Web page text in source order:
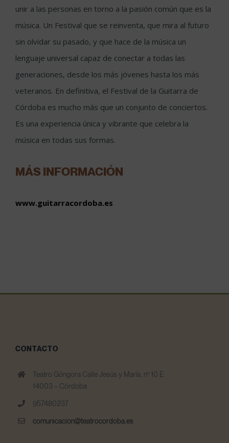
unir a las personas en torno a la pasión común que es la
música. Un Festival que se reinventa, que mira al futuro
sin olvidar su pasado, y que hace de la música un
lenguaje universal capaz de conectar a todas las
generaciones, desde los más jóvenes hasta los más
veteranos. En definitiva, el Festival de la Guitarra de
Córdoba es mucho más que un conjunto de conciertos.
Es una experiencia única y vibrante que celebra la
música en todas sus formas.
MÁS INFORMACIÓN
www.guitarracordoba.es
CONTACTO
Teatro Góngora Calle Jesús y María, nº 10 E
14003 – Córdoba
957480237
comunicacion@teatrocordoba.es